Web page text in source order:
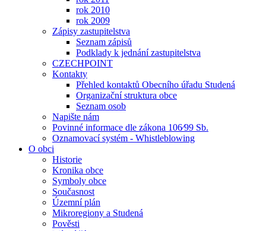
rok 2010
rok 2009
Zápisy zastupitelstva
Seznam zápisů
Podklady k jednání zastupitelstva
CZECHPOINT
Kontakty
Přehled kontaktů Obecního úřadu Studená
Organizační struktura obce
Seznam osob
Napište nám
Povinné informace dle zákona 106⁄99 Sb.
Oznamovací systém - Whistleblowing
O obci
Historie
Kronika obce
Symboly obce
Současnost
Územní plán
Mikroregiony a Studená
Pověsti